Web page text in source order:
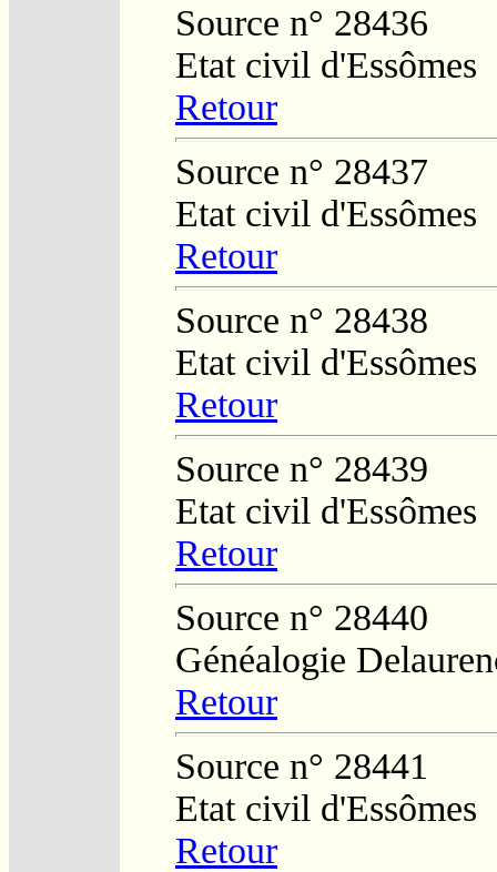
Source n° 28436
Etat civil d'Essômes
Retour
Source n° 28437
Etat civil d'Essômes
Retour
Source n° 28438
Etat civil d'Essômes
Retour
Source n° 28439
Etat civil d'Essômes
Retour
Source n° 28440
Généalogie
Retour
Source n° 28441
Etat civil d'Essômes
Retour